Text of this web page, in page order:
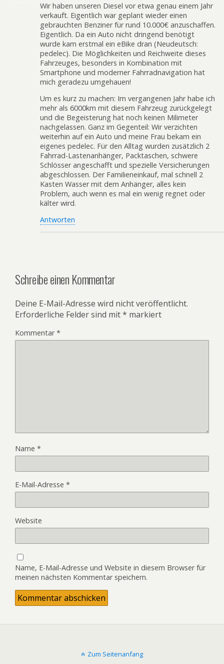
Wir haben unseren Diesel vor etwa genau einem Jahr
verkauft. Eigentlich war geplant wieder einen
gebrauchten Benziner für rund 10.000€ anzuschaffen.
Eigentlich. Da ein Auto nicht dringend benötigt
wurde kam erstmal ein eBike dran (Neudeutsch:
pedelec). Die Möglichkeiten und Reichweite dieses
Fahrzeuges, besonders in Kombination mit
Smartphone und moderner Fahrradnavigation hat
mich geradezu umgehauen!
Um es kurz zu machen: Im vergangenen Jahr habe ich
mehr als 6000km mit diesem Fahrzeug zurückgelegt
und die Begeisterung hat noch keinen Milimeter
nachgelassen. Ganz im Gegenteil: Wir verzichten
weiterhin auf ein Auto und meine Frau bekam ein
eigenes pedelec. Für den Alltag wurden zusätzlich 2
Fahrrad-Lastenanhänger, Packtaschen, schwere
Schlösser angeschafft und spezielle Versicherungen
abgeschlossen. Der Familieneinkauf, mal schnell 2
Kasten Wasser mit dem Anhänger, alles kein
Problem, auch wenn es mal ein wenig regnet oder
kälter wird.
Antworten
Schreibe einen Kommentar
Deine E-Mail-Adresse wird nicht veröffentlicht.
Erforderliche Felder sind mit* markiert
Kommentar*
Name *
E-Mail-Adresse *
Website
Name, E-Mail-Adresse und Website in diesem Browser für
meinen nächsten Kommentar speichern.
Zum Seitenanfang